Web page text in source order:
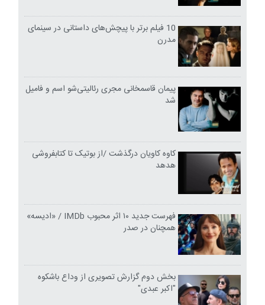
10 فیلم برتر با پیچش‌های داستانی در سینمای
مدرن
پیمان قاسمخانی مجری رئالیتی‌شو اسم و فامیل
شد
کاوه کاویان درگذشت /از بوتیک تا کتابفروشی
هدهد
فهرست جدید ۱۰ اثر محبوب IMDb / «ادیسه»
همچنان در صدر
بخش دوم گزارش تصویری از وداع باشکوه
"اکبر عبدی"